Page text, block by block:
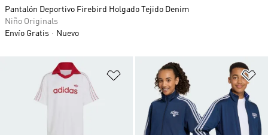
Añadir a la lista de deseos
Pantalón Deportivo Firebird Holgado Tejido Denim
Niño Originals
Envío Gratis
Nuevo